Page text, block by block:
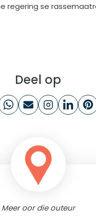
se
Deel op
Meer oor die outeur